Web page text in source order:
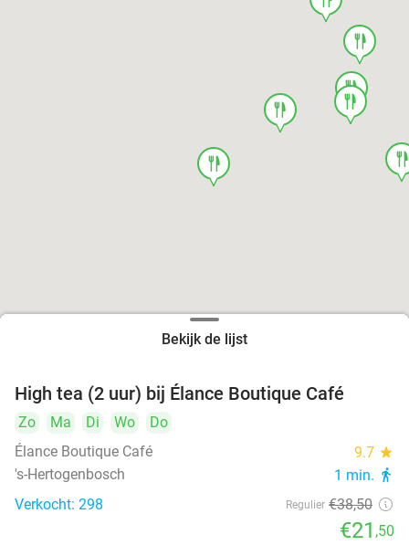
food
food
food
food
food
Bekijk de lijst
High tea (2 uur) bij Élance Boutique Café
Zo Ma Di Wo
Do
Élance Boutique Café
9.7 star
's-Hertogenbosch 1 min. directions_walk
Verkocht: 298 Regulier €38,50
€21 ,50